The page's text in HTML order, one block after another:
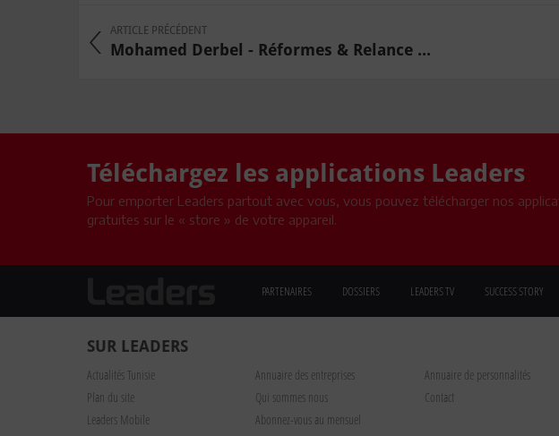
ARTICLE PRÉCÉDENT
Mohamed Derbel - Réformes & Relance ...
Téléchargez les applications Leaders
Pour emporter Leaders partout avec vous, vous pouvez télécharger nos
gratuites sur le « store » de votre appareil.
PARTENAIRES DOSSIERS LEADERS TV SUCCESS STORY
SUR LEADERS
Actualités Tunisie Annuaire des entreprises
Annuaire de personnalités
Plan du site
Qui sommes nous
Contact
Leaders Mobile
Abonnez-vous au mensuel